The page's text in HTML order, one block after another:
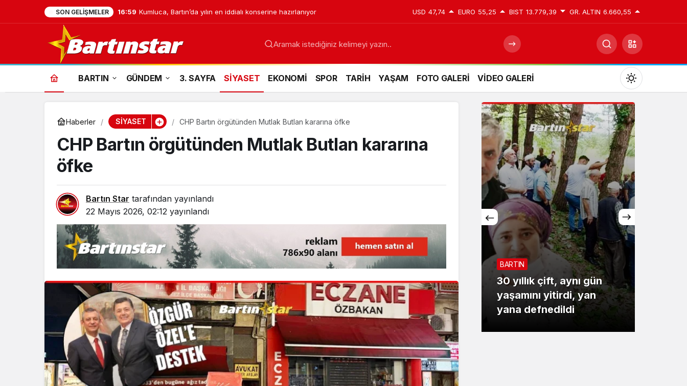
SON GELIŞMELER 16:59 Kumluca, Bartın’da yılın en iddialı konserine hazırlanıyor USD 47,74 EURO 55,25 BIST 13.779,39 GR. ALTIN 6.660,55
Aramak istediğiniz kelimeyi yazın..
BARTIN GÜNDEM 3. SAYFA SİYASET EKONOMİ SPOR TARİH YAŞAM FOTO GALERİ VİDEO GALERİ
Mod
değiştir
Gündüz Modu
Gündüz modunu seçin.
Gece Modu
Gece modunu seçin.
Sistem Modu
Sistem modunu seçin.
Haberler SİYASET CHP Bartın örgütünden Mutlak Butlan kararına öfke
CHP Bartın örgütünden Mutlak Butlan kararına
öfke
Bartın Star tarafından yayınlandı
22 Mayıs 2026, 02:12 yayınlandı
BARTIN
Kumluca, Bartın’da yılın
en iddialı konserine
hazırlanıyor
BARTIN
30 yıllık çift, aynı gün
yaşamını yitirdi, yan
yana defnedildi